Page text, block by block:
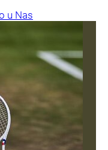
u Nas